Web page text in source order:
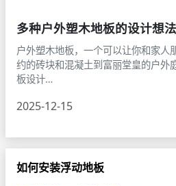
多种户外塑木地板的设计想法
户外塑木地板，一个可以让你和家人
约的砖块和混凝土到富丽堂皇的户外
板设计…
2025-12-15
如何安装浮动地板